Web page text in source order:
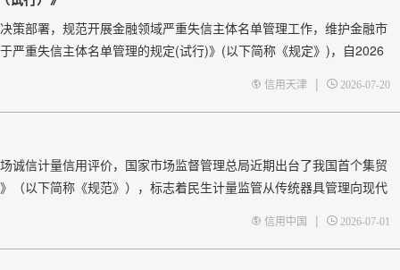
策部署，规范开展金融领域严重失信主体名单管理工作，维护金融市
严重失信主体名单管理的规定(试行)》(以下简称《规定》)，自2026
信用天津 | 2026-07-20
诚信计量信用评价，国家市场监督管理总局近期出台了我国首个集贸
（以下简称《规范》），标志着民生计量监管从传统器具管理向现代
信用中国 | 2026-07-01